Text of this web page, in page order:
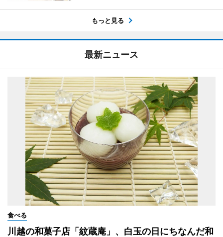
もっと見る
最新ニュース
食べる
川越の和菓子店「紋蔵庵」、白玉の日にちなんだ和